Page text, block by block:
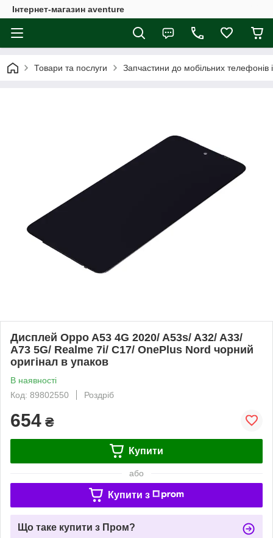
Інтернет-магазин aventure
Товари та послуги Запчастини до мобільних телефонів
Дисплей Oppo A53 4G 2020/ A53s/ A32/ A33/
A73 5G/ Realme 7i/ C17/ OnePlus Nord чорний
оригінал в упаков
В наявності
Код: 89802550
Роздріб
654 ₴
Купити
або
Купити з
Що таке купити з Пром?